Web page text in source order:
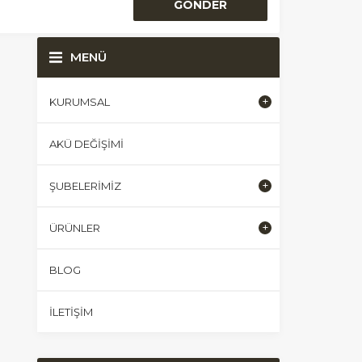
MENÜ
KURUMSAL
AKÜ DEĞIŞIMI
ŞUBELERIMIZ
ÜRÜNLER
BLOG
İLETIŞIM